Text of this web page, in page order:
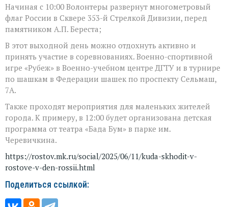
Начиная с 10:00 Волонтеры развернут многометровый
флаг России в Сквере 353-й Стрелкой Дивизии, перед
памятником А.П. Береста;
В этот выходной день можно отдохнуть активно и
принять участие в соревнованиях. Военно-спортивной
игре «Рубеж» в Военно-учебном центре ДГТУ и в турнире
по шашкам в Федерации шашек по проспекту Сельмаш,
7А.
Также проходят мероприятия для маленьких жителей
города. К примеру, в 12:00 будет организована детская
программа от театра «Бада Бум» в парке им.
Черевичкина.
https://rostov.mk.ru/social/2025/06/11/kuda-skhodit-v-
rostove-v-den-rossii.html
Поделиться ссылкой: